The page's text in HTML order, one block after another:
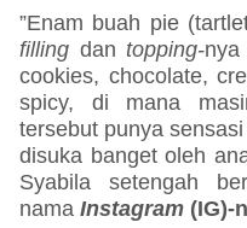
”Enam buah pie
filling dan topping-nya
cookies, chocolate,
spicy, di mana
tersebut punya
disuka banget oleh
Syabila setengah
nama Instagram (IG)-